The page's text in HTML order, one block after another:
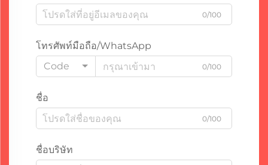
0/100
โทรศัพท์มือถือ/WhatsApp
Code
0/100
ชื่อ
0/100
ชื่อบริษัท